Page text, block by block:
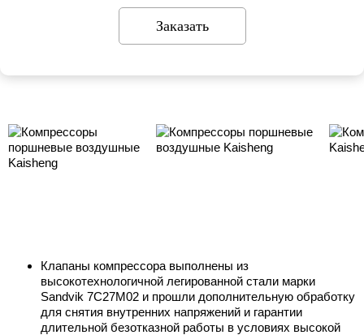
Заказать
Клапаны компрессора выполнены из
высокотехнологичной легированной стали марки
Sandvik 7C27M02 и прошли дополнительную обработку
для снятия внутренних напряжений и гарантии
длительной безотказной работы в условиях высокой